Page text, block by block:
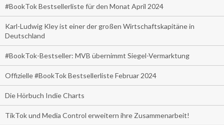
#BookTok Bestsellerliste für den Monat April 2024
Karl-Ludwig Kley ist einer der großen Wirtschaftskapitäne in
Deutschland
#BookTok-Bestseller: MVB übernimmt Siegel-Vermarktung
Offizielle #BookTok Bestsellerliste Februar 2024
Die Hörbuch Indie Charts
TikTok und Media Control erweitern ihre Zusammenarbeit!